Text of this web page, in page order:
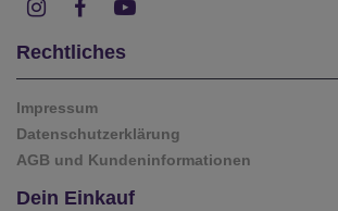
Rechtliches
Impressum
Datenschutzerklärung
AGB und Kundeninformationen
Dein Einkauf